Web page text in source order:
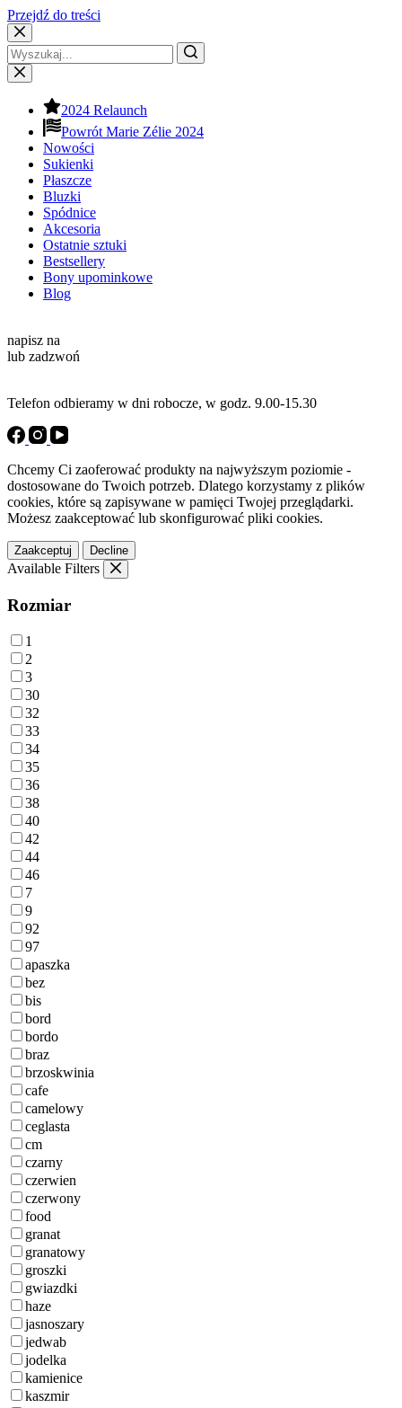
Przejdź do treści
2024 Relaunch
Powrót Marie Zélie 2024
Nowości
Sukienki
Płaszcze
Bluzki
Spódnice
Akcesoria
Ostatnie sztuki
Bestsellery
Bony upominkowe
Blog
napisz na
lub zadzwoń
Telefon odbieramy w dni robocze, w godz. 9.00-15.30
Chcemy Ci zaoferować produkty na najwyższym poziomie -
dostosowane do Twoich potrzeb. Dlatego korzystamy z plików
cookies, które są zapisywane w pamięci Twojej przeglądarki.
Możesz zaakceptować lub skonfigurować pliki cookies.
Zaakceptuj Decline
Available Filters
Rozmiar
1
2
3
30
32
33
34
35
36
38
40
42
44
46
7
9
92
97
apaszka
bez
bis
bord
bordo
braz
brzoskwinia
cafe
camelowy
ceglasta
cm
czarny
czerwien
czerwony
food
granat
granatowy
groszki
gwiazdki
haze
jasnoszary
jedwab
jodelka
kamienice
kaszmir